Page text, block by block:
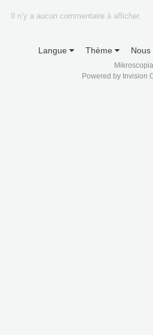
Il n’y a aucun commentaire à afficher.
Langue Thème Nous
Mikroscopia
Powered by Invision